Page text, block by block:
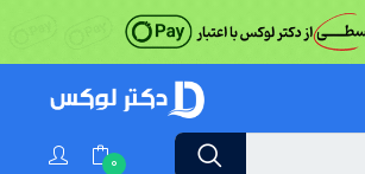
0